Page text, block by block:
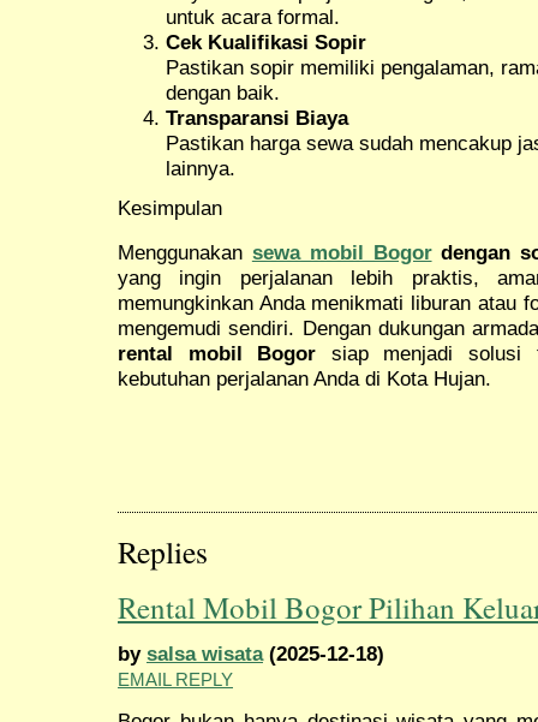
untuk acara formal.
Cek Kualifikasi Sopir
Pastikan sopir memiliki pengalaman,
dengan baik.
Transparansi Biaya
Pastikan harga sewa sudah mencakup
lainnya.
Kesimpulan
Menggunakan sewa mobil Bogordengan
yang ingin perjalanan lebih praktis,
memungkinkan Anda menikmati liburan atau
mengemudi sendiri. Dengan dukungan
rental mobil Bogor siap menjadi solusi
kebutuhan perjalanan Anda di Kota Hujan.
Replies
Rental Mobil Bogor Pilihan
by salsa wisata(2025-12-18)
EMAIL REPLY